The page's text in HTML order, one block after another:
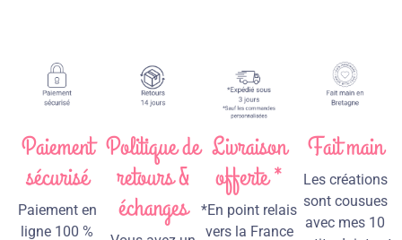
Paiement
sécurisé
Paiement en
ligne 100 %
Politique de
retours &
échanges
Livraison
offerte *
*En point relais
vers la France
Fait main
Les créations
sont cousues
avec mes 10